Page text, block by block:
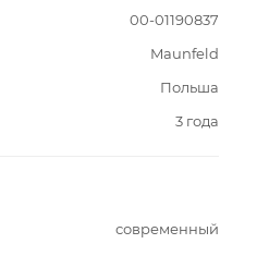
00-01190837
Maunfeld
Польша
3 года
современный